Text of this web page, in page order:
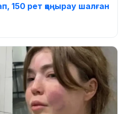
150 рет қоңырау шалған